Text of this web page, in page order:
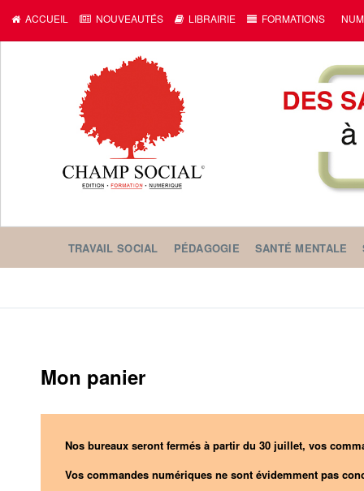
ACCUEIL NOUVEAUTÉS LIBRAIRIE FORMATIONS
TRAVAIL SOCIAL PÉDAGOGIE SANTÉ MENTALE
Mon panier
Nos bureaux seront fermés à partir du 30 juillet, vos
Vos commandes numériques ne sont évidemment pas